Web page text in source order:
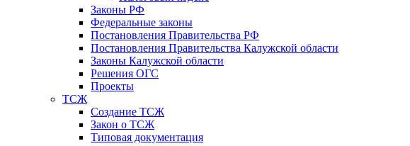
Законы РФ
Федеральные законы
Постановления Правительства РФ
Постановления Правительства Калужской области
Законы Калужской области
Решения ОГС
Проекты
ТСЖ
Создание ТСЖ
Закон о ТСЖ
Типовая документация